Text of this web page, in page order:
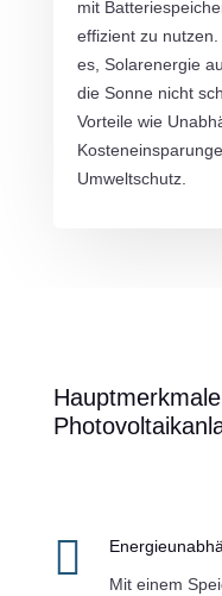
mit
effizient zu
es, Solarenergie
die Sonne nicht
Vorteile wie
Umweltschutz.

Mit einem